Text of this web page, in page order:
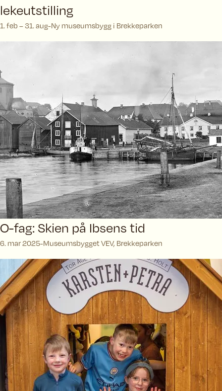
lekeutstilling
1. feb – 31. aug Ny museumsbygg i Brekkeparken
O-fag: Skien på Ibsens tid
6. mar 2025 Museumsbygget VEV, Brekkeparken